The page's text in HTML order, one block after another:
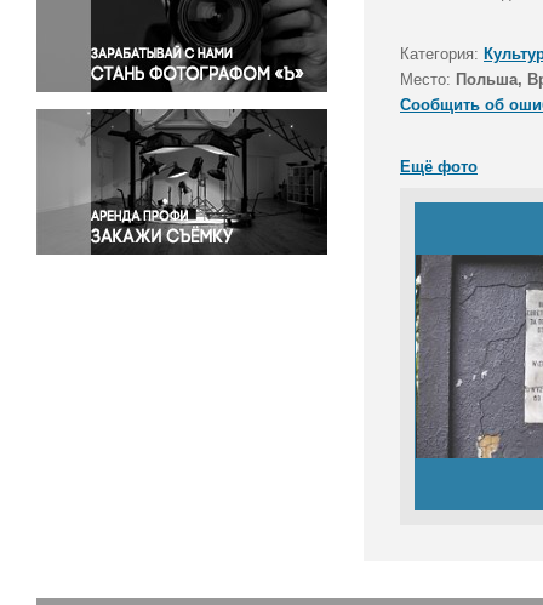
Правосудие
Происшествия и конфликты
Религия
Светская жизнь
Спорт
Экология
Экономика и бизнес
Категория:
Место: Польша,
Сообщить об
Ещё фото